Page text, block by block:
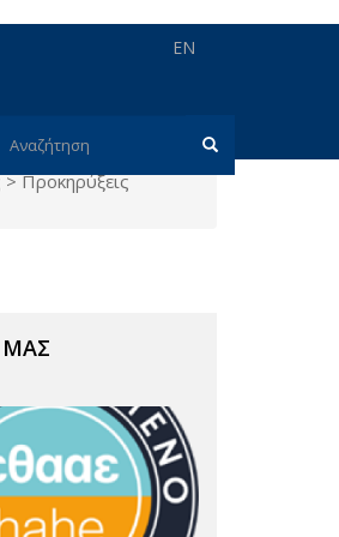
EN
Φόρμα
Αναζήτηση
> Προκηρύξεις
ΜΑΣ